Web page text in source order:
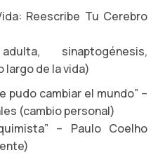
Reescribe Tu Cerebro
sinaptogénesis,
largo de la vida)
pudo cambiar el mundo” –
(cambio personal)
– Paulo Coelho